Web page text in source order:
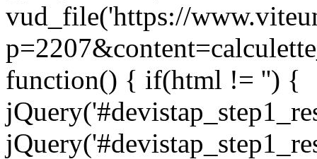
vud_file('https://
function() { if(html != '') {